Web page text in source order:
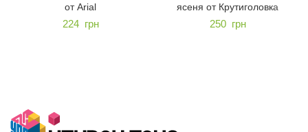
от Arial
224 грн
ясеня от Крутиголовка
250 грн